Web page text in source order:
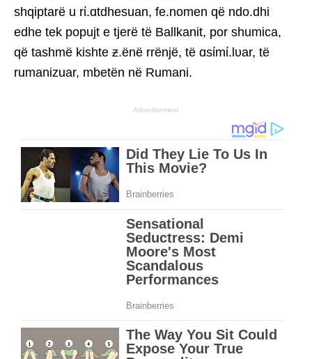
shqiptarë u rί.ɑtdhesuan, fe.nomen që ndo.dhi
edhe tek popujt e tjerë të Ballkanit, por shumica,
që tashmë kishte ƶ.ënë rrënjë, të ɑsίmί.lυar, të
rumanizuar, mbetën në Rumani.
Advertisement